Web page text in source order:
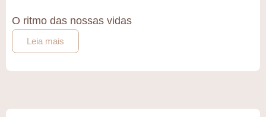
O ritmo das nossas vidas
Leia mais